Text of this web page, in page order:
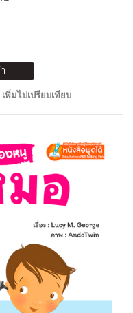
เพิ่มไปเปรียบเทียบ